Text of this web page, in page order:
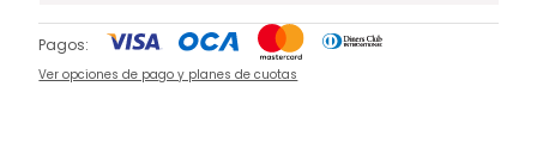
Pagos:
Ver opciones de pago y planes de cuotas